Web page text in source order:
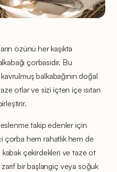
özünü her kaşıkta
çorbasıdır. Bu
balkabağının doğal
otlar ve sizi içten içe ısıtan
takip edenler için
hem rahatlık hem de
çekirdekleri ve taze ot
bir başlangıç veya soğuk